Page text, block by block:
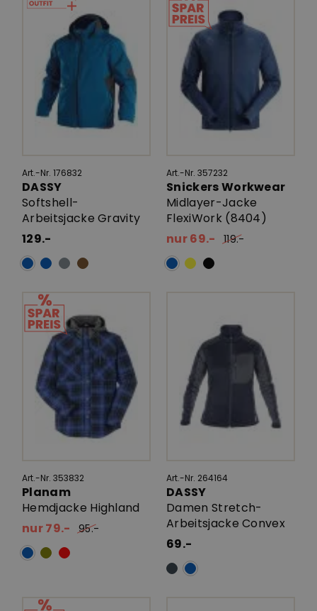
Art.-Nr. 176832
DASSY
Softshell-
Arbeitsjacke Gravity
129.-
Art.-Nr. 357232
Snickers Workwear
Midlayer-Jacke
FlexiWork (8404)
nur 69.-
119.-
Art.-Nr. 353832
Planam
Hemdjacke Highland
nur 79.-
95.-
Art.-Nr. 264164
DASSY
Damen Stretch-
Arbeitsjacke Convex
69.-